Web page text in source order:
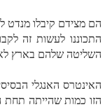
הם מצידם קיבלו מנדט
התכוננו לעשות זה
השליטה שלהם בארץ
האינטרס האנגלי
הזו כמות שהייתה תחת